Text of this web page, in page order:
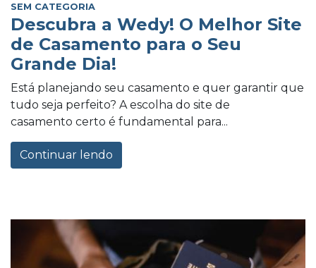
SEM CATEGORIA
Descubra a Wedy! O Melhor Site
de Casamento para o Seu
Grande Dia!
Está planejando seu casamento e quer garantir que
tudo seja perfeito? A escolha do site de
casamento certo é fundamental para...
Continuar lendo